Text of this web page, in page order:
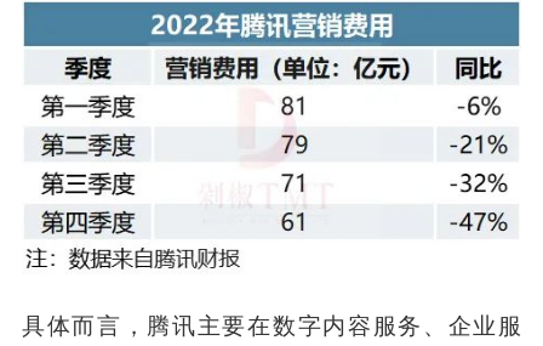
具体而言，腾讯主要在数字内容服务、企业服